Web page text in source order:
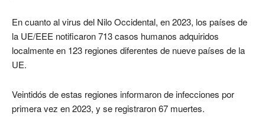
En cuanto al virus del Nilo Occidental, en 2023, los países de
la UE/EEE notificaron 713 casos humanos adquiridos
localmente en 123 regiones diferentes de nueve países de la
UE.
Veintidós de estas regiones informaron de infecciones por
primera vez en 2023, y se registraron 67 muertes.